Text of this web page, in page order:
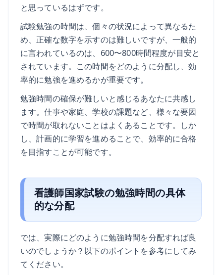
と思っているはずです。
試験勉強の時間は、個々の状況によって異なるた
め、正確な数字を示すのは難しいですが、一般的
に言われているのは、600〜800時間程度が目安と
されています。この時間をどのように分配し、効
率的に勉強を進めるかが重要です。
勉強時間の確保が難しいと感じるあなたに共感し
ます。仕事や家庭、学校の課題など、様々な要因
で時間が取れないことはよくあることです。しか
し、計画的に学習を進めることで、効率的に合格
を目指すことが可能です。
看護師国家試験の勉強時間の具体
的な分配
では、実際にどのように勉強時間を分配すれば良
いのでしょうか？以下のポイントを参考にしてみ
てください。